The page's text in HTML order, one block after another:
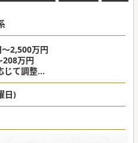
2,500万円
208万円
じて調整
合
日)